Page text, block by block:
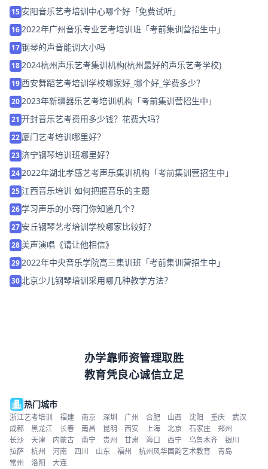
15 安阳音乐艺考培训中心哪个好「免费试听」
162022年广州音乐专业艺考培训班「考前集训营招生中」
17钢琴的声音能调大小吗
182024杭州声乐艺考集训机构(杭州最好的声乐艺考学校)
19西安舞蹈艺考培训学校哪家好_哪个好_学费多少？
202023年新疆器乐艺考培训机构「考前集训营招生中」
21 开封音乐艺考费用多少钱？花费大吗？
22 厦门艺考培训哪里好？
23 济宁钢琴培训班哪里好？
242022年湖北孝感艺考声乐集训机构「考前集训营招生中」
25江西音乐培训 如何把握音乐的主题
26学习声乐的小窍门你知道几个？
27 安丘钢琴艺考培训学校哪家比较好？
28美声演唱《请让他相信》
292022年中央音乐学院高三集训班「考前集训营招生中」
30北京少儿钢琴培训采用哪几种教学方法？
办学靠师资管理取胜
教育凭良心诚信立足
热门城市
浙江艺考培训 福建 南京 深圳 广州 合肥 山西 沈阳 重庆
武汉
成都
黑龙江 长春 南昌 昆明 西安 上海 北京 石家庄
郑州
长沙
天津 内蒙古 南宁 贵州 甘肃 海口 西宁 乌鲁木齐
银川
拉萨
杭州 河南 四川 山东 福州 杭州风华国韵艺术教育
青岛
常州
洛阳 大连